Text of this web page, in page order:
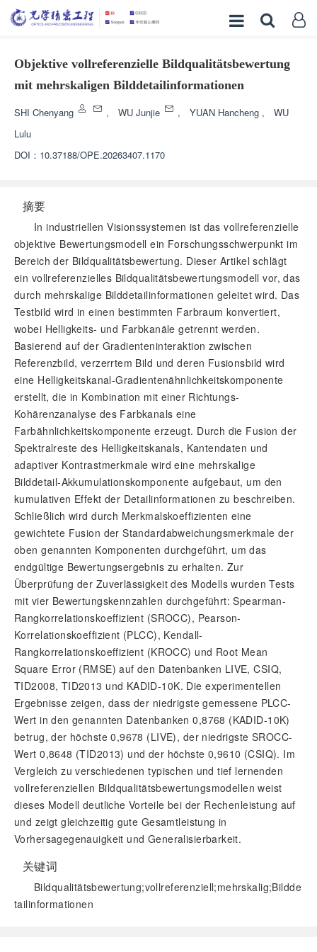
Objektive vollreferenzielle Bildqualitätsbewertung
mit mehrskaligen Bilddetailinformationen
SHI Chenyang , WU Junjie , YUAN Hancheng ,
WU
Lulu
DOI： 10.37188/OPE.20263407.1170
摘要
In industriellen Visionssystemen ist das vollreferenzielle
objektive Bewertungsmodell ein Forschungsschwerpunkt im
Bereich der Bildqualitätsbewertung. Dieser Artikel schlägt
ein vollreferenzielles Bildqualitätsbewertungsmodell vor, das
durch mehrskalige Bilddetailinformationen geleitet wird. Das
Testbild wird in einen bestimmten Farbraum konvertiert,
wobei Helligkeits- und Farbkanäle getrennt werden.
Basierend auf der Gradienteninteraktion zwischen
Referenzbild, verzerrtem Bild und deren Fusionsbild wird
eine Helligkeitskanal-Gradientenähnlichkeitskomponente
erstellt, die in Kombination mit einer Richtungs-
Kohärenzanalyse des Farbkanals eine
Farbähnlichkeitskomponente erzeugt. Durch die Fusion der
Spektralreste des Helligkeitskanals, Kantendaten und
adaptiver Kontrastmerkmale wird eine mehrskalige
Bilddetail-Akkumulationskomponente aufgebaut, um den
kumulativen Effekt der Detailinformationen zu beschreiben.
Schließlich wird durch Merkmalskoeffizienten eine
gewichtete Fusion der Standardabweichungsmerkmale der
oben genannten Komponenten durchgeführt, um das
endgültige Bewertungsergebnis zu erhalten. Zur
Überprüfung der Zuverlässigkeit des Modells wurden Tests
mit vier Bewertungskennzahlen durchgeführt: Spearman-
Rangkorrelationskoeffizient (SROCC), Pearson-
Korrelationskoeffizient (PLCC), Kendall-
Rangkorrelationskoeffizient (KROCC) und Root Mean
Square Error (RMSE) auf den Datenbanken LIVE, CSIQ,
TID2008, TID2013 und KADID-10K. Die experimentellen
Ergebnisse zeigen, dass der niedrigste gemessene PLCC-
Wert in den genannten Datenbanken 0,8768 (KADID-10K)
betrug, der höchste 0,9678 (LIVE), der niedrigste SROCC-
Wert 0,8648 (TID2013) und der höchste 0,9610 (CSIQ). Im
Vergleich zu verschiedenen typischen und tief lernenden
vollreferenziellen Bildqualitätsbewertungsmodellen weist
dieses Modell deutliche Vorteile bei der Rechenleistung auf
und zeigt gleichzeitig gute Gesamtleistung in
Vorhersagegenauigkeit und Generalisierbarkeit.
关键词
Bildqualitätsbewertung;vollreferenziell;mehrskalig;Bildde
tailinformationen